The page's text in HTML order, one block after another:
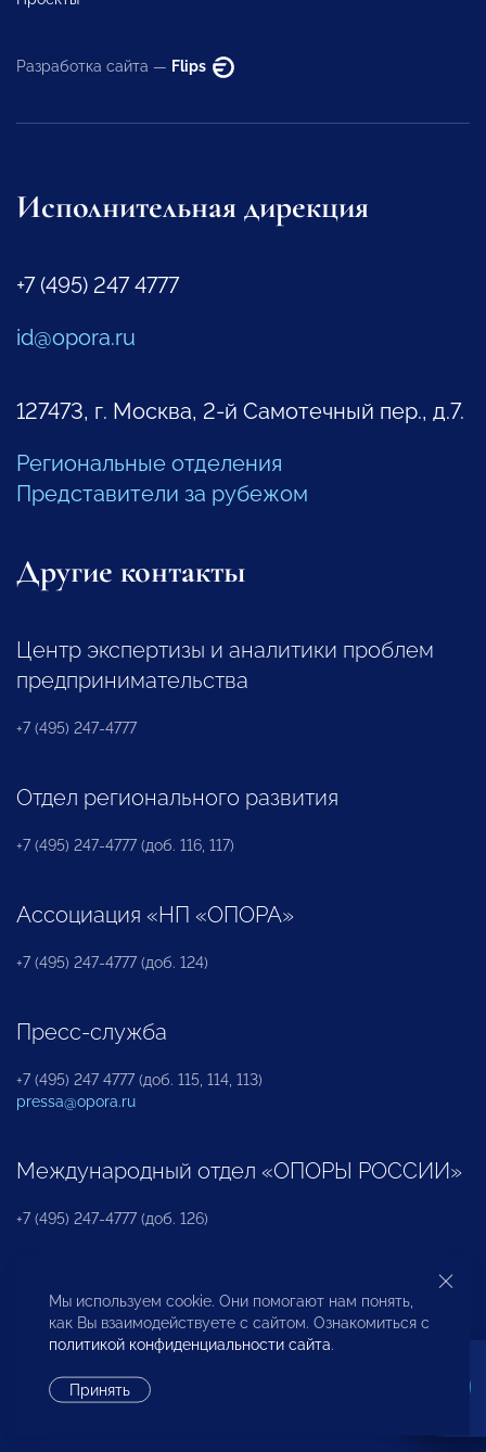
Разработка сайта — Flips
Исполнительная дирекция
+7 (495) 247 4777
id@opora.ru
127473, г. Москва, 2-й Самотечный пер., д.7.
Региональные отделения
Представители за рубежом
Другие контакты
Центр экспертизы и аналитики проблем
предпринимательства
+7 (495) 247-4777
Отдел регионального развития
+7 (495) 247-4777 (доб. 116, 117)
Ассоциация «НП «ОПОРА»
+7 (495) 247-4777 (доб. 124)
Пресс-служба
+7 (495) 247 4777 (доб. 115, 114, 113)
pressa@opora.ru
Международный отдел «ОПОРЫ РОССИИ»
+7 (495) 247-4777 (доб. 126)
Бюро по защите прав предпринимателей и
инвесторов
Мы используем cookie. Они помогают нам понять,
как Вы взаимодействуете с сайтом. Ознакомиться с
политикой конфиденциальности сайта.
Принять